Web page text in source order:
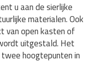
u aan de sierlijke
materialen. Ook
van open kasten of
uitgestald. Het
hoogtepunten in